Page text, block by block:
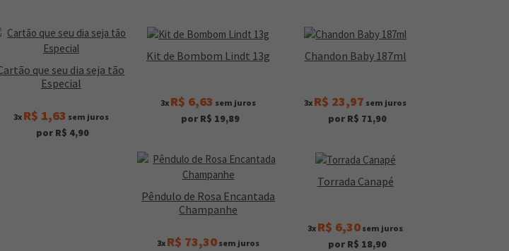
que seu dia seja tão
Especial
3x R$ 1,63 sem juros
por R$ 4,90
Kit de Bombom Lindt 13g
3x R$ 6,63 sem juros
por R$ 19,89
Chandon Baby 187ml
3x R$ 23,97 sem juros
por R$ 71,90
Pêndulo de Rosa Encantada
Champanhe
3x R$ 73,30 sem juros
Torrada Canapé
3x R$ 6,30 sem juros
por R$ 18,90